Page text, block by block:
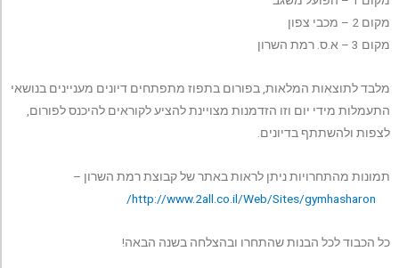
מקום 2 – מכבי צפון
מקום 3 – א.ס. רמת השרון
מלבד לתוצאות המלאות, בפורום בתפוז מתפתחים דיונים מעניינים בנושאי
התעמלות מידי יום וזו הזדמנות מצויינת להציע לקוראים להיכנס לפורום,
לצפות ולהשתתף בדיונים.
תמונות מהתחרויות ניתן לראות באתר של קבוצת רמת השרון –
http://www.2all.co.il/Web/Sites/gymhasharon/
כל הכבוד לכל הבנות שהתחרו ובהצלחה בשנה הבאה!